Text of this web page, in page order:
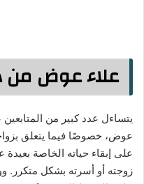
علاء عوض من
يتساءل عدد كبير من
عوض، خصوصًا فيما يتعلق
على إبقاء حياته الخاصة
زوجته أو أسرته بشكل متكرر.